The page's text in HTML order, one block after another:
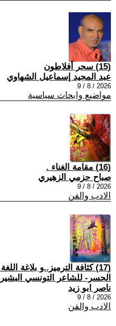
(15) سحر أفلاطون
عبد المجيد إسماعيل الشهاوي
2026 / 8 / 9
مواضيع وابحاث سياسية
(16) مقامة الغناء .
صباح حزمي الزهيري
2026 / 8 / 9
الادب والفن
(17) كثافة الترميز..و بلاغة
الجسر- للشاعر التونسي
ناصر ابو زيد
2026 / 8 / 9
الادب والفن